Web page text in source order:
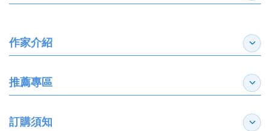
作家介紹 展開
推薦專區 展開
訂購須知 展開